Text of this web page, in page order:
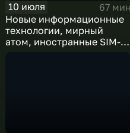
10 июля
67 мин
Новые информационные
технологии, мирный
атом, иностранные SIM-